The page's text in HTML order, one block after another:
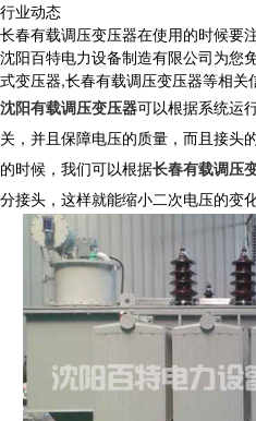
行业动态
长春有载调压变压器在使用的时候要
沈阳百特电力设备制造有限公司为您
式变压器,长春有载调压变压器等相关
沈阳有载调压变压器可以根据系统运
关，并且保障电压的质量，而且接头
的时候，我们可以根据长春有载调压
分接头，这样就能缩小二次电压的变